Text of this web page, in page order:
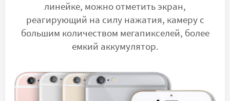
линейке, можно отметить экран,
реагирующий на силу нажатия, камеру с
большим количеством мегапикселей, более
емкий аккумулятор.